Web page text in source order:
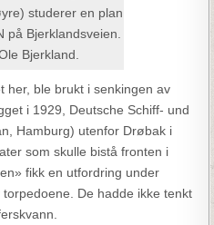
studerer en plan
på Bjerklandsveien.
Bjerkland.
her, ble brukt i senkingen av
i 1929, Deutsche Schiff- und
Hamburg) utenfor Drøbak i
som skulle bistå fronten i
fikk en utfordring under
De hadde ikke tenkt